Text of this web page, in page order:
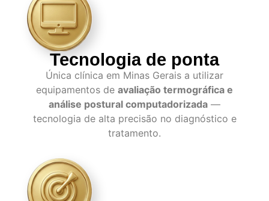
Tecnologia de ponta
Única clínica em Minas Gerais a utilizar
equipamentos de avaliação termográfica e
análise postural computadorizada —
tecnologia de alta precisão no diagnóstico e
tratamento.